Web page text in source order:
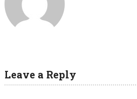
Leave a Reply